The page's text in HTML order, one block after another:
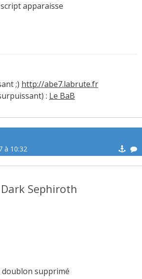
apparaisse
;) http://abe7.labrute.fr
: Le BaB
à 10:32
Dark Sephiroth
doublon supprimé